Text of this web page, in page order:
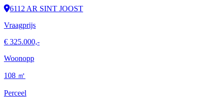
6112 AR SINT JOOST
Vraagprijs
€ 325.000,-
Woonopp
108 ㎡
Perceel